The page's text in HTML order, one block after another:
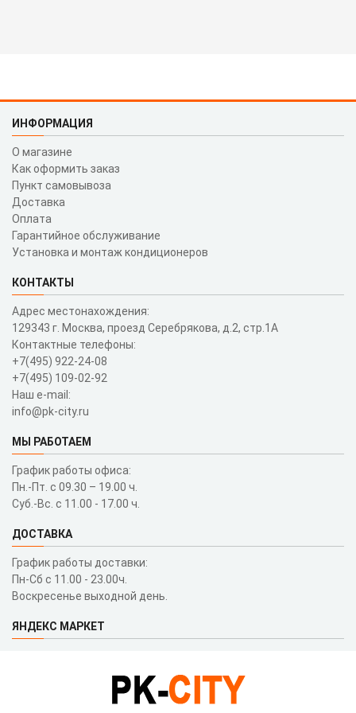
ИНФОРМАЦИЯ
О магазине
Как оформить заказ
Пункт самовывоза
Доставка
Оплата
Гарантийное обслуживание
Установка и монтаж кондиционеров
КОНТАКТЫ
Адрес местонахождения:
129343 г. Москва, проезд Серебрякова, д.2, стр.1A
Контактные телефоны:
+7(495) 922-24-08
+7(495) 109-02-92
Наш e-mail:
info@pk-city.ru
МЫ РАБОТАЕМ
График работы офиса:
Пн.-Пт. с 09.30 – 19.00 ч.
Суб.-Вс. с 11.00 - 17.00 ч.
ДОСТАВКА
График работы доставки:
Пн-Сб с 11.00 - 23.00ч.
Воскресенье выходной день.
ЯНДЕКС МАРКЕТ